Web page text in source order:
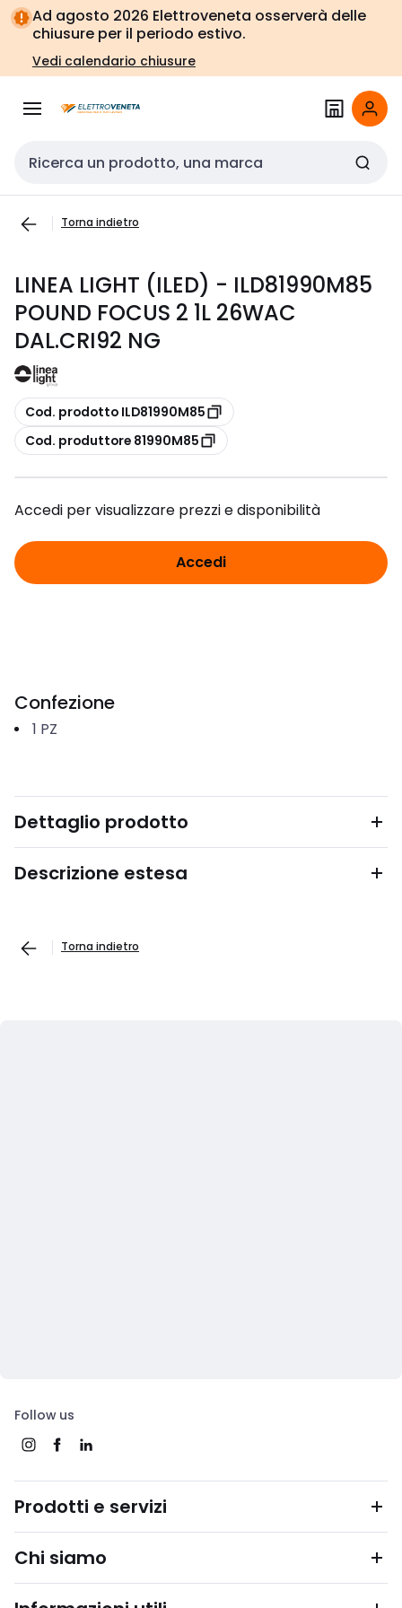
Vai alla
navigazione
Vai
alla
pagina
Ad agosto 2026 Elettroveneta osserverà delle
chiusure per il periodo estivo.
Vedi calendario chiusure
Cerca input
Torna indietro
LINEA LIGHT (ILED) - ILD81990M85
POUND FOCUS 2 1L 26WAC
DAL.CRI92 NG
copia
Cod. prodotto ILD81990M85
copia
Cod. produttore 81990M85
Accedi per visualizzare prezzi e disponibilità
Accedi
Confezione
1 PZ
Dettaglio prodotto
Descrizione estesa
Torna indietro
Follow us
Prodotti e servizi
Chi siamo